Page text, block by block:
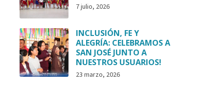
7 julio, 2026
INCLUSIÓN, FE Y
ALEGRÍA: CELEBRAMOS A
SAN JOSÉ JUNTO A
NUESTROS USUARIOS!
23 marzo, 2026